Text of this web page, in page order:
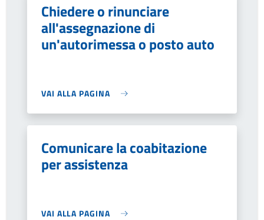
Chiedere o rinunciare
all'assegnazione di
un'autorimessa o posto auto
VAI ALLA PAGINA
Comunicare la coabitazione
per assistenza
VAI ALLA PAGINA